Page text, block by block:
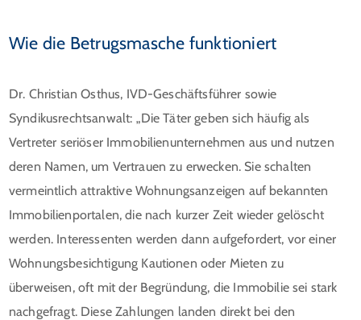
Wie die Betrugsmasche funktioniert
Dr. Christian Osthus, IVD-Geschäftsführer sowie
Syndikusrechtsanwalt: „Die Täter geben sich häufig als
Vertreter seriöser Immobilienunternehmen aus und nutzen
deren Namen, um Vertrauen zu erwecken. Sie schalten
vermeintlich attraktive Wohnungsanzeigen auf bekannten
Immobilienportalen, die nach kurzer Zeit wieder gelöscht
werden. Interessenten werden dann aufgefordert, vor einer
Wohnungsbesichtigung Kautionen oder Mieten zu
überweisen, oft mit der Begründung, die Immobilie sei stark
nachgefragt. Diese Zahlungen landen direkt bei den